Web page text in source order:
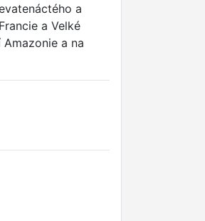
a
a Velké
a na